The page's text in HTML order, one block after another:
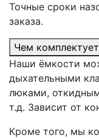
Точные сроки
заказа.
Чем
Наши ёмкости
дыхательными
люками,
т.д. Зависит от
Кроме того, мы